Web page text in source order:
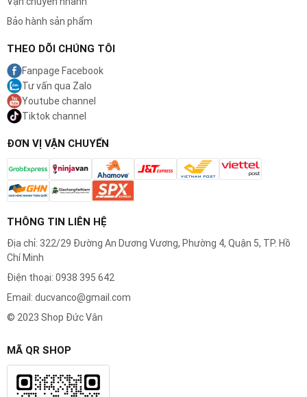
Bán linh kiện, phụ kiện thay của hãng Braun, Panasonic,
Philips: màng lưỡi cạo râu, dây sạc điện, đế sạc cho máy cạo
râu, máy tỉa râu, máy cạo lông toàn thân, máy tông đơ cắt
Nhận thay pin, sửa chữa máy cạo râu, máy tỉa râu, máy cạo
lông – nhổ lông toàn thân, máy tông đơ cắt tóc cho các
hãng Braun, Pansonic, Philips, Xiaomi
Nhận thay pin, sửa chữa máy tăm nước Waterpik, máy tăm
Panasonic
Nhận sửa chữa máy rửa mặt Foreo Luna, máy rửa mặt
Foreo Luna Mini, máy đắp mặt na Foreo UFO, bàn chải đánh
răng Foreo Issa, máy nâng cơ mặt Foreo Bear, máy
massage mắt Foreo Iris, máy rửa mặt Clarisonic Mia
Nhận thay pin, sửa chữa máy xông hơi mặt cầm tay mini
#shopducvan #shopđứcvân
#mangluoithaythemaycaoraupanasonic
#mangcaothaythemaycaoraupanasonic
#mangluoidaomaycaoraupanasonic
#maycaoraupanasoniclamdash3 #maycaoraupanasonicarc3
#maycaoraupanasoniceslt2a #maycaoraupanasoniceslt2n
#maycaoraupanasoniceslt4a #maycaoraupanasoniceselt4a
Bảo hành sản phẩm
THEO DÕI CHÚNG TÔI
Fanpage Facebook
Tư vấn qua Zalo
Youtube channel
Tiktok channel
ĐƠN VỊ VẬN CHUYỂN
THÔNG TIN LIÊN HỆ
Địa chỉ: 322/29 Đường An Dương Vương, Phường 4, Quận 5, TP. Hồ
Chí Minh
Điện thoại: 0938 395 642
Email: ducvanco@gmail.com
© 2023 Shop Đức Vân
MÃ QR SHOP